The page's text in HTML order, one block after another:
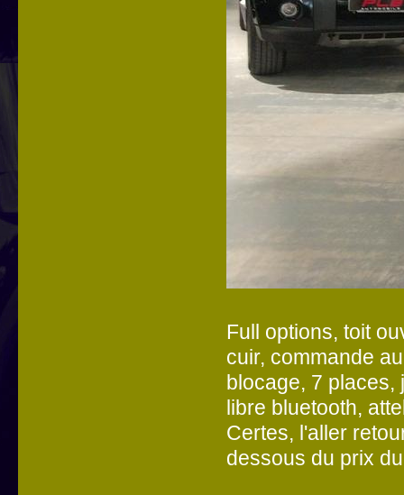
Full options, toit
cuir, commande
blocage, 7 places,
libre bluetooth,
Certes, l'aller
dessous du prix